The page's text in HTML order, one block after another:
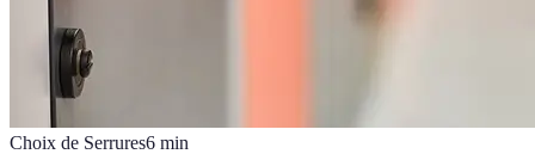
Choix de Serrures6 min